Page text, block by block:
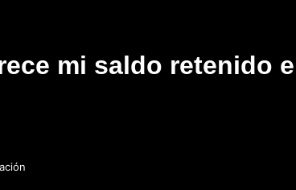
mi saldo retenido